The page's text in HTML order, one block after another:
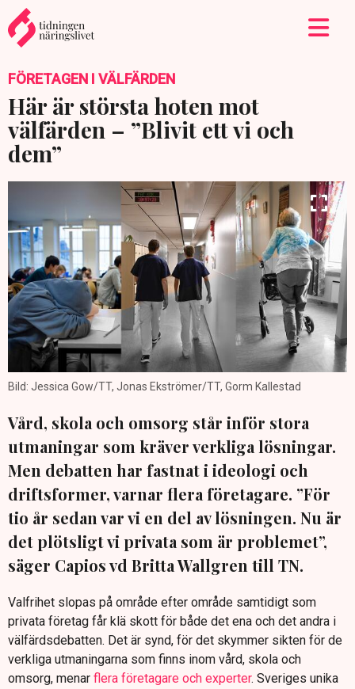
FÖRETAGEN I VÄLFÄRDEN
Här är största hoten mot
välfärden – ”Blivit ett vi och
dem”
Bild: Jessica Gow/TT, Jonas Ekströmer/TT, Gorm Kallestad
Vård, skola och omsorg står inför stora
utmaningar som kräver verkliga lösningar.
Men debatten har fastnat i ideologi och
driftsformer, varnar flera företagare. ”För
tio år sedan var vi en del av lösningen. Nu är
det plötsligt vi privata som är problemet”,
säger Capios vd Britta Wallgren till TN.
Valfrihet slopas på område efter område samtidigt som
privata företag får klä skott för både det ena och det andra i
välfärdsdebatten. Det är synd, för det skymmer sikten för de
verkliga utmaningarna som finns inom vård, skola och
omsorg, menar flera företagare och experter. Sveriges unika